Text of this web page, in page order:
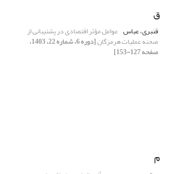
ق
قنبری، عباس عوامل مؤثر اقتصادی در پشتیبانی از
صحنه عملیات هرمزگان [دوره 6، شماره 22، 1403،
صفحه 127-153]
م